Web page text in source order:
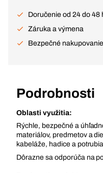
Doručenie od 24 do 48
Záruka a výmena
Bezpečné nakupovanie
Podrobnosti
Oblasti využitia:
Rýchle, bezpečné a
materiálov, predmetov a
kabeláže, hadice a potrubia
Dôrazne sa odporúča na